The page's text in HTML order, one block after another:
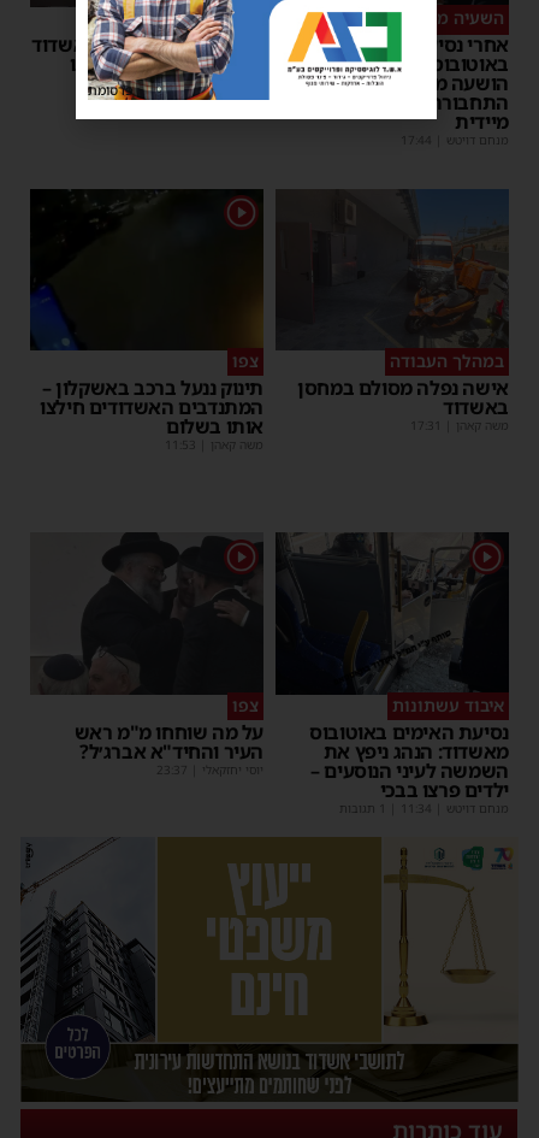
השעיה מיידית
אחרי נסיעת האימים
באוטובוס מאשדוד: הנהג
הושעה מתפקידו – משרד
התחבורה הורה על בדיקה
מיידית
מנחם דויטש |
17:44
ליבו שב לפעום
אדם התמוטט בביתו באשדוד
– כוחות ההצלה ביצעו בו
פעולות החייאה
מנחם דויטש |
17:35
במהלך העבודה
אישה נפלה מסולם במחסן
באשדוד
משה קאהן |
17:31
תינוק ננעל ברכב באשקלון –
המתנדבים האשדודים חילצו
אותו בשלום
משה קאהן |
11:53
איבוד עשתונות
נסיעת האימים באוטובוס
מאשדוד: הנהג ניפץ את
השמשה לעיני הנוסעים –
ילדים פרצו בבכי
מנחם דויטש |
11:34 | 1 תגובות
1
על מה שוחחו מ"מ ראש
העיר והחיד"א אברג׳ל?
יוסי יחזקאלי |
23:37
עוד כותרות
פרסומת